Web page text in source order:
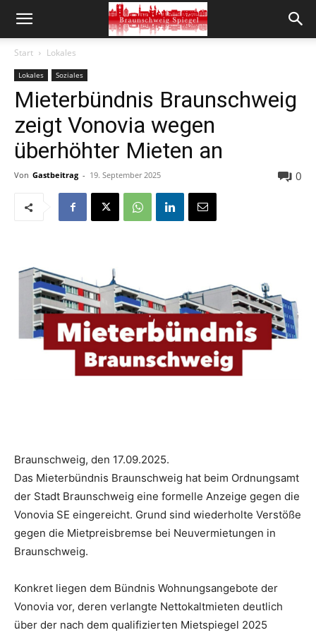
Start Lokales
Lokales Soziales
Mieterbündnis Braunschweig
zeigt Vonovia wegen
überhöhter Mieten an
Von Gastbeitrag - 19. September 2025 0
Braunschweig, den 17.09.2025.
Das Mieterbündnis Braunschweig hat beim Ordnungsamt
der Stadt Braunschweig eine formelle Anzeige gegen die
Vonovia SE eingereicht. Grund sind wiederholte Verstöße
gegen die Mietpreisbremse bei Neuvermietungen in
Braunschweig.
Konkret liegen dem Bündnis Wohnungsangebote der
Vonovia vor, deren verlangte Nettokaltmieten deutlich
über der nach dem qualifizierten Mietspiegel 2025